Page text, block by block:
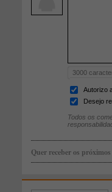
3000
Autorizo
Desejo
Todos os
Quer receber os